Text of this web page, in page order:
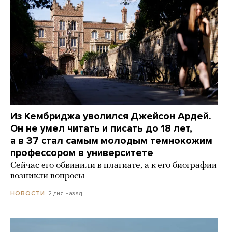
Из Кембриджа уволился Джейсон Ардей.
Он не умел читать и писать до 18 лет,
а в 37 стал самым молодым темнокожим
профессором в университете
Сейчас его обвинили в плагиате, а к его биографии
возникли вопросы
НОВОСТИ 2 дня назад